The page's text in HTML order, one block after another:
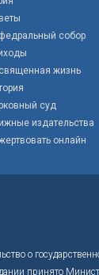
собор
жизнь
суд
издательства
онлайн
о
принято